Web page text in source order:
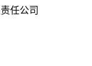
任公司